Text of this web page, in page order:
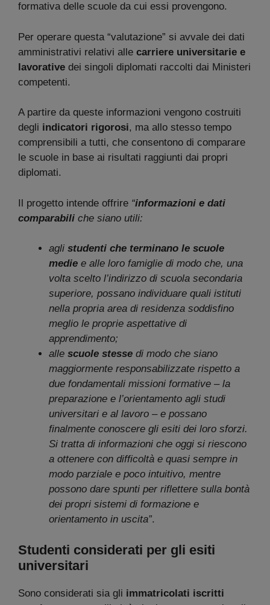
formativa delle scuole da cui essi provengono.
Per operare questa “valutazione” si avvale dei dati
amministrativi relativi alle carriere universitarie e
lavorative dei singoli diplomati raccolti dai Ministeri
competenti.
A partire da queste informazioni vengono costruiti
degli indicatori rigorosi, ma allo stesso tempo
comprensibili a tutti, che consentono di comparare
le scuole in base ai risultati raggiunti dai propri
diplomati.
Il progetto intende offrire “informazioni e dati
comparabili che siano utili:
agli studenti che terminano le scuole
medie e alle loro famiglie di modo che, una
volta scelto l’indirizzo di scuola secondaria
superiore, possano individuare quali istituti
nella propria area di residenza soddisfino
meglio le proprie aspettative di
apprendimento;
alle scuole stesse di modo che siano
maggiormente responsabilizzate rispetto a
due fondamentali missioni formative – la
preparazione e l’orientamento agli studi
universitari e al lavoro – e possano
finalmente conoscere gli esiti dei loro sforzi.
Si tratta di informazioni che oggi si riescono
a ottenere con difficoltà e quasi sempre in
modo parziale e poco intuitivo, mentre
possono dare spunti per riflettere sulla bontà
dei propri sistemi di formazione e
orientamento in uscita”.
Studenti considerati per gli esiti
universitari
Sono considerati sia gli immatricolati iscritti